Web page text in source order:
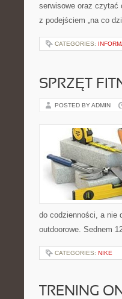
serwisowe oraz czytać
z podejściem „na co
CATEGORIES:
SPRZĘT
POSTED BY ADMIN
do codzienności, a nie
outdoorowe. Sednem
CATEGORIES: NIKE
TRENING